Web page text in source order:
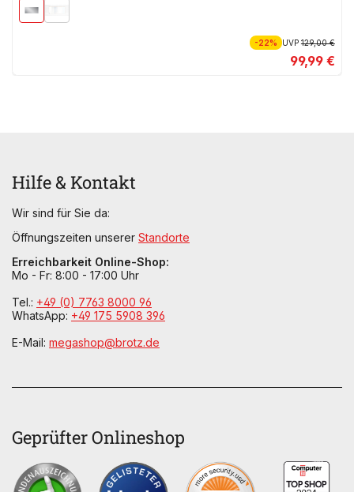
-22% UVP129,00 €
99,99 €
Hilfe & Kontakt
Wir sind für Sie da:
Öffnungszeiten unserer Standorte
Erreichbarkeit Online-Shop:
Mo - Fr: 8:00 - 17:00 Uhr
Tel.: +49 (0) 7763 8000 96
WhatsApp: +49 175 5908 396
E-Mail: megashop@brotz.de
Geprüfter Onlineshop